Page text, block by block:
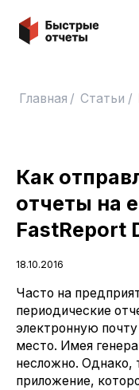
Быстрые отчеты
Главная / Статьи /
Как
отчеты на
FastReport
18.10.2016
Часто на
периодические
электронную
место. Имея
несложно. Однако,
приложение,